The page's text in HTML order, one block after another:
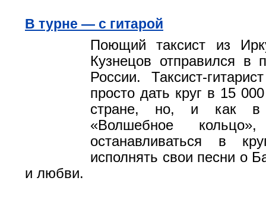
В турне — с гитарой
Поющий таксист из
Кузнецов отправился в
России. Таксист-
просто дать круг в 15
стране, но, и как в
«Волшебное
останавливаться в
исполнять свои песни о
и любви.